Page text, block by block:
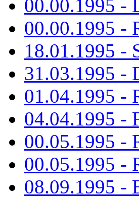
00.00.1995 -
00.00.1995 -
18.01.1995 -
31.03.1995 -
01.04.1995 -
04.04.1995 -
00.05.1995 -
00.05.1995 -
08.09.1995 -